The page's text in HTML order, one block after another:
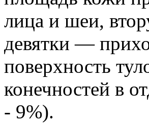
лица и шеи,
девятки —
поверхность
конечностей в
- 9%).